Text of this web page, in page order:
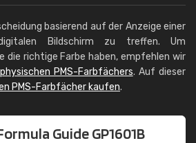
basierend auf der Anzeige einer
Bildschirm zu treffen. Um
die richtige Farbe haben, empfehlen wir
physischen PMS-Farbfächers. Auf dieser
PMS-Farbfächer kaufen.
Guide GP1601B